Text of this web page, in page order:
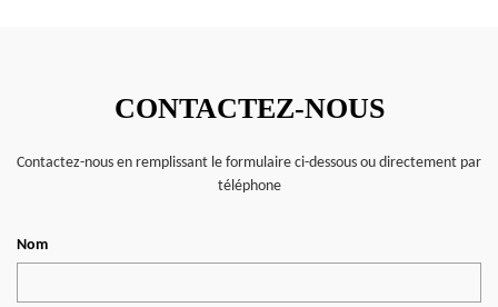
CONTACTEZ-NOUS
Contactez-nous en remplissant le formulaire ci-dessous ou directement par
téléphone
Nom